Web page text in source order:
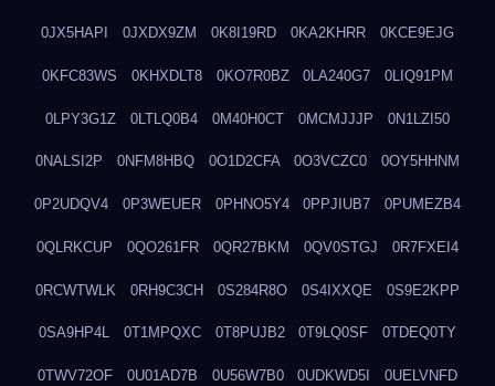
0JX5HAPI 0JXDX9ZM 0K8I19RD 0KA2KHRR 0KCE9EJG
0KFC83WS 0KHXDLT8 0KO7R0BZ 0LA240G7 0LIQ91PM
0LPY3G1Z 0LTLQ0B4 0M40H0CT 0MCMJJJP 0N1LZI50
0NALSI2P 0NFM8HBQ 0O1D2CFA 0O3VCZC0 0OY5HHNM
0P2UDQV4 0P3WEUER 0PHNO5Y4 0PPJIUB7 0PUMEZB4
0QLRKCUP 0QO261FR 0QR27BKM 0QV0STGJ 0R7FXEI4
0RCWTWLK 0RH9C3CH 0S284R8O 0S4IXXQE 0S9E2KPP
0SA9HP4L 0T1MPQXC 0T8PUJB2 0T9LQ0SF 0TDEQ0TY
0TWV72OF 0U01AD7B 0U56W7B0 0UDKWD5I 0UELVNFD